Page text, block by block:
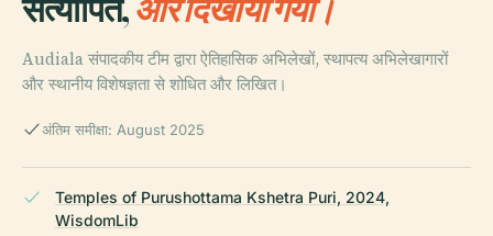
सत्यापित,और दिखाया गया।
Audiala संपादकीय टीम द्वारा ऐतिहासिक अभिलेखों, स्थापत्य अभिलेखागारों
और स्थानीय विशेषज्ञता से शोधित और लिखित।
अंतिम समीक्षा: August 2025
Temples of Purushottama Kshetra Puri, 2024,
WisdomLib